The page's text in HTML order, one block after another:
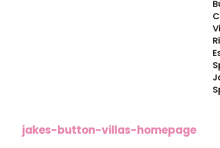
jakes-button-villas-homepage